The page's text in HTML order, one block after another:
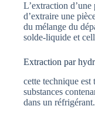
L’extraction
d’extraire une
du mélange du
solde-liquide et
Extraction par
cette technique est
substances
dans un réfrigérant.